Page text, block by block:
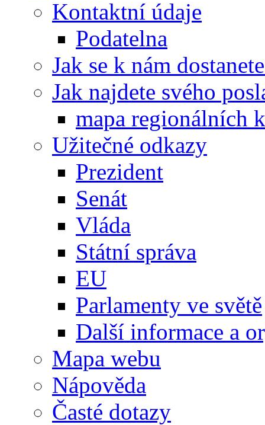
Kontaktní údaje
Podatelna
Jak se k nám
Jak najdete svého
mapa regionálních
Užitečné odkazy
Prezident
Senát
Vláda
Státní správa
EU
Parlamenty ve světě
Další informace a
Mapa webu
Nápověda
Časté dotazy